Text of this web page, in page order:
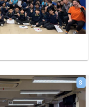
8